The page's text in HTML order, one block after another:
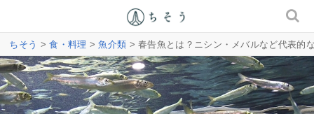
ちそう >食・料理 >魚介類 > 春告魚とは？ニシン・メバルなど代表的